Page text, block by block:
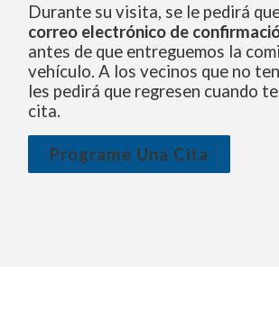
Durante su visita, se le pedirá
correo electrónico de
antes de que entreguemos la
vehículo. A los vecinos que no
les pedirá que regresen cuando
cita.
Programe Una Cita